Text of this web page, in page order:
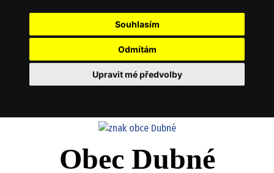
Souhlasím
Odmítám
Upravit mé předvolby
Obec Dubné